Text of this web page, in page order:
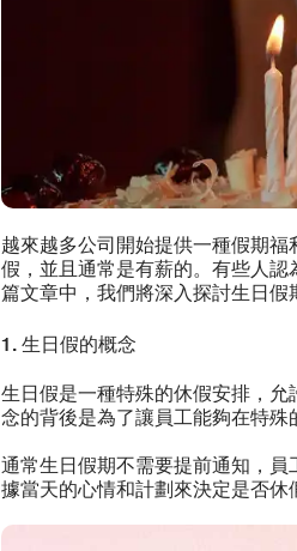
越來越多公司開始提供一種假期
假，並且通常是有薪的。有些人
篇文章中，我們將深入探討生日假
1. 生日假的概念
生日假是一種特殊的休假安排，
念的背後是為了讓員工能夠在特殊
通常生日假期不需要提前通知，
據當天的心情和計劃來決定是否休